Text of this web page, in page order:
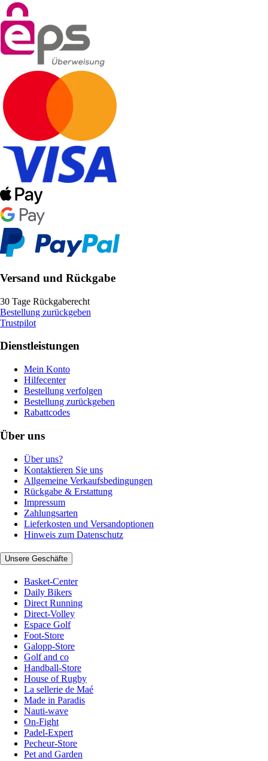
Versand und Rückgabe
30 Tage Rückgaberecht
Bestellung zurückgeben
Trustpilot
Dienstleistungen
Mein Konto
Hilfecenter
Bestellung verfolgen
Bestellung zurückgeben
Rabattcodes
Über uns
Über uns?
Kontaktieren Sie uns
Allgemeine Verkaufsbedingungen
Rückgabe & Erstattung
Impressum
Zahlungsarten
Lieferkosten und Versandoptionen
Hinweis zum Datenschutz
Unsere Geschäfte
Basket-Center
Daily Bikers
Direct Running
Direct-Volley
Espace Golf
Foot-Store
Galopp-Store
Golf and co
Handball-Store
House of Rugby
La sellerie de Maé
Made in Paradis
Nauti-wave
On-Fight
Padel-Expert
Pecheur-Store
Pet and Garden